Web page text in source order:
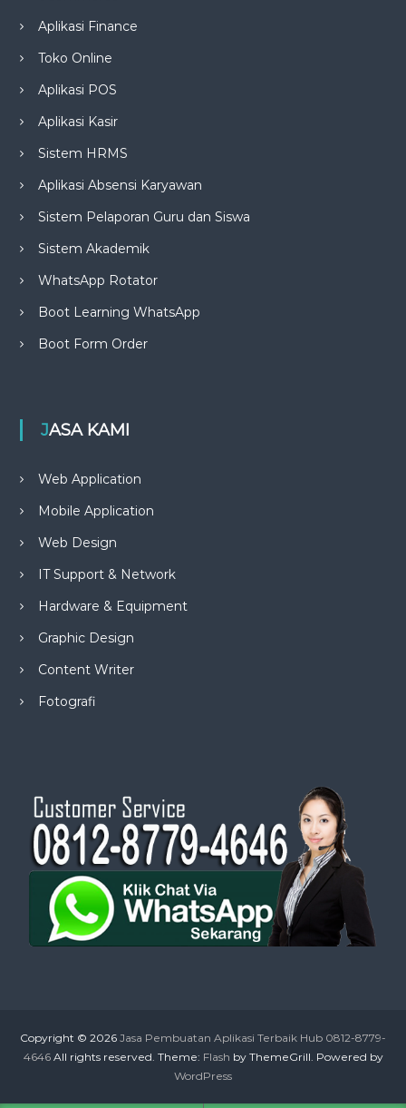
Aplikasi Finance
Toko Online
Aplikasi POS
Aplikasi Kasir
Sistem HRMS
Aplikasi Absensi Karyawan
Sistem Pelaporan Guru dan Siswa
Sistem Akademik
WhatsApp Rotator
Boot Learning WhatsApp
Boot Form Order
JASA KAMI
Web Application
Mobile Application
Web Design
IT Support & Network
Hardware & Equipment
Graphic Design
Content Writer
Fotografi
Copyright © 2026 Jasa Pembuatan Aplikasi Terbaik Hub 0812-8779-
4646All rights reserved. Theme: Flash by ThemeGrill. Powered by
WordPress